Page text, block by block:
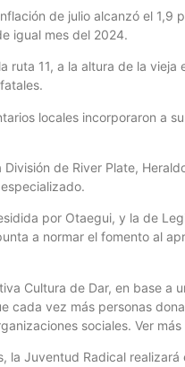
de julio alcanzó el 1,9
igual mes del 2024.
ruta 11, a la altura de la
locales incorporaron a
de River Plate,
por Otaegui, y la de
a normar el fomento al
Cultura de Dar, en base a
cada vez más personas
sociales. Ver más
la Juventud Radical